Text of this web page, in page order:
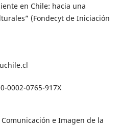
en Chile: hacia una
(Fondecyt de Iniciación
0002-0765-917X
e Imagen de la